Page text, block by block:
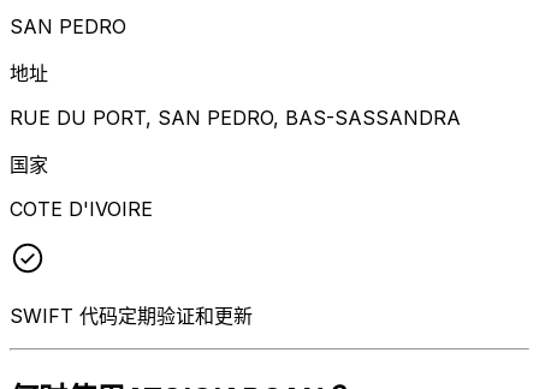
SAN PEDRO
地址
RUE DU PORT, SAN PEDRO, BAS-SASSANDRA
国家
COTE D'IVOIRE
SWIFT 代码定期验证和更新